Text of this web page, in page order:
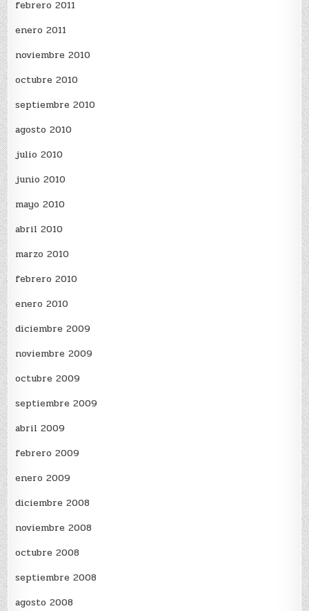
febrero 2011
enero 2011
noviembre 2010
octubre 2010
septiembre 2010
agosto 2010
julio 2010
junio 2010
mayo 2010
abril 2010
marzo 2010
febrero 2010
enero 2010
diciembre 2009
noviembre 2009
octubre 2009
septiembre 2009
abril 2009
febrero 2009
enero 2009
diciembre 2008
noviembre 2008
octubre 2008
septiembre 2008
agosto 2008